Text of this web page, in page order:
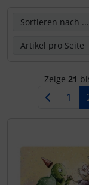
Zeige 21
1